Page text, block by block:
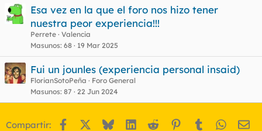
Esa vez en la que el foro nos hizo tener
nuestra peor experiencia!!!
Perrete Valencia
Masunos 68 19 Mar 2025
Fui un jounles (experiencia personal insaid)
FlorianSotoPeña
Foro General
Masunos 87 22 Jun 2024
Compartir: Facebook BlueskyLinkedIn
Reddit Pinterest
Tumblr